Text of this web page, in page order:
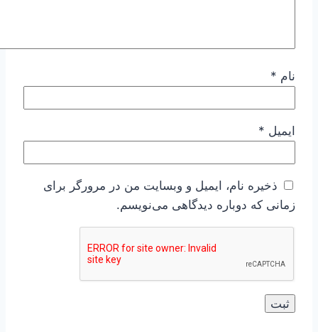
نام *
ایمیل *
ذخیره نام، ایمیل و وبسایت من در مرورگر برای
زمانی که دوباره دیدگاهی می‌نویسم.